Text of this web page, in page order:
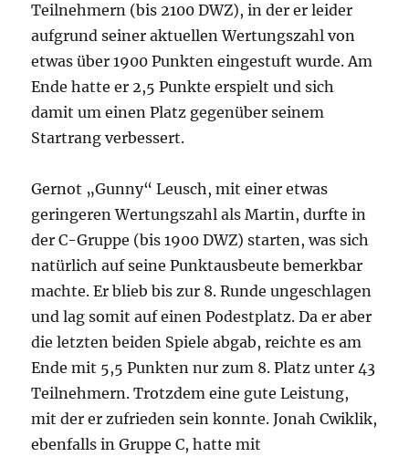
Teilnehmern (bis 2100 DWZ), in der er leider
aufgrund seiner aktuellen Wertungszahl von
etwas über 1900 Punkten eingestuft wurde. Am
Ende hatte er 2,5 Punkte erspielt und sich
damit um einen Platz gegenüber seinem
Startrang verbessert.
Gernot „Gunny“ Leusch, mit einer etwas
geringeren Wertungszahl als Martin, durfte in
der C-Gruppe (bis 1900 DWZ) starten, was sich
natürlich auf seine Punktausbeute bemerkbar
machte. Er blieb bis zur 8. Runde ungeschlagen
und lag somit auf einen Podestplatz. Da er aber
die letzten beiden Spiele abgab, reichte es am
Ende mit 5,5 Punkten nur zum 8. Platz unter 43
Teilnehmern. Trotzdem eine gute Leistung,
mit der er zufrieden sein konnte. Jonah Cwiklik,
ebenfalls in Gruppe C, hatte mit